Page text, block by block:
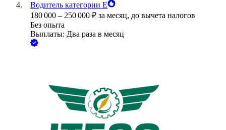
Водитель категории Е
180 000 – 250 000 ₽ за месяц, до вычета налогов
Без опыта
Выплаты: Два раза в месяц